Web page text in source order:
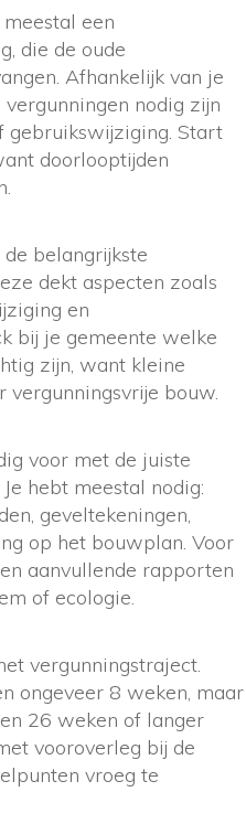
een
die de oude
Afhankelijk van je
nodig zijn
gebruikswijziging. Start
doorlooptijden
belangrijkste
dekt aspecten zoals
en
bij je gemeente welke
zijn, want kleine
vergunningsvrije bouw.
voor met de juiste
hebt meestal nodig:
geveltekeningen,
op het bouwplan. Voor
aanvullende rapporten
of ecologie.
vergunningstraject.
ongeveer 8 weken, maar
26 weken of langer
vooroverleg bij de
vroeg te